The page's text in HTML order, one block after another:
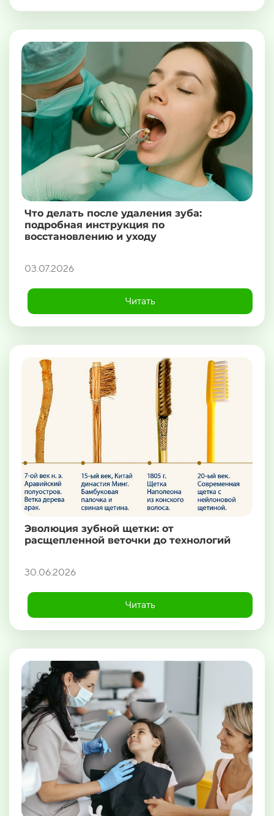
Что делать после удаления зуба:
подробная инструкция по
восстановлению и уходу
03.07.2026
Читать
Эволюция зубной щетки: от
расщепленной веточки до технологий
30.06.2026
Читать